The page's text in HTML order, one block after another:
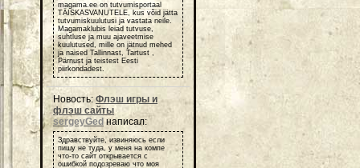
magama.ee on tutvumisportaal
TÄISKASVANUTELE, kus võid jätta
tutvumiskuulutusi ja vastata neile.
Magamaklubis leiad tutvuse,
suhtluse ja muu ajaveetmise
kuulutused, mille on jätnud mehed
ja naised Tallinnast, Tartust ,
Pärnust ja teistest Eesti
piirkondadest.
Новость: Флэш игры и
флэш сайты
sergeyGed написал:
Здравствуйте, извиняюсь если
пишу не туда, у меня на компе
что-то сайт открывается с
ошибкой подозреваю что моя